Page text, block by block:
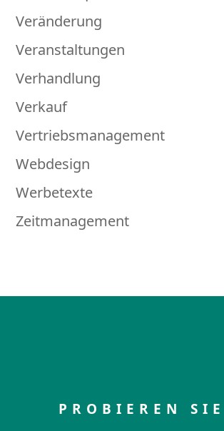
Veränderung
Veranstaltungen
Verhandlung
Verkauf
Vertriebsmanagement
Webdesign
Werbetexte
Zeitmanagement
PROBIEREN SIE